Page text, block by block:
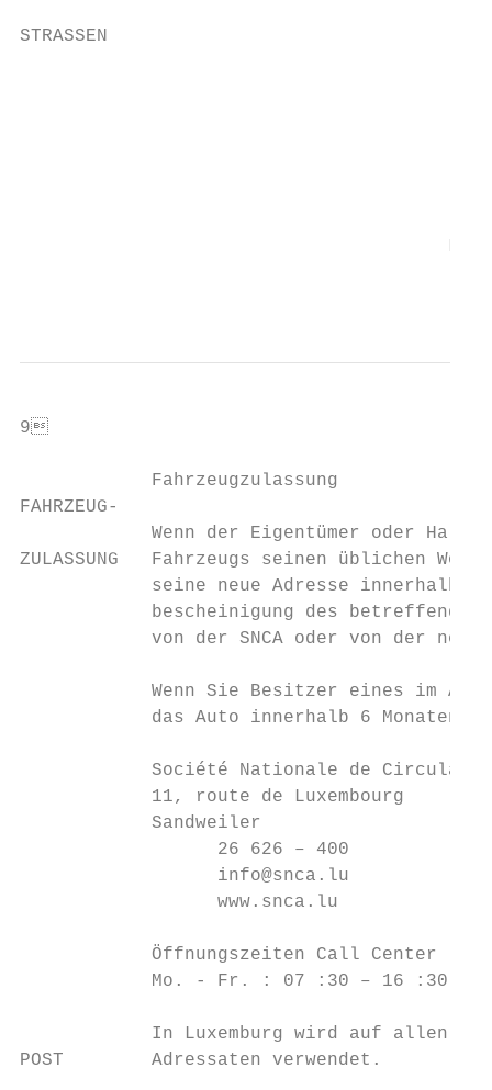
STRASSEN                               •
9                                         Dienste
            Fahrzeugzulassung
FAHRZEUG-
Wenn der Eigentümer oder
ZULASSUNG   Fahrzeugs seinen üblichen
seine neue Adresse innerhalb
bescheinigung des
von der SNCA oder von der
Wenn Sie Besitzer eines im
das Auto innerhalb 6 Monaten
Société Nationale de
            11, route de Luxembourg
            Sandweiler
                  26 626 – 400
                  info@snca.lu
                  www.snca.lu
            Öffnungszeiten Call Center
            Mo. - Fr. : 07 :30 – 16 :30
In Luxemburg wird auf allen
POST        Adressaten verwendet.